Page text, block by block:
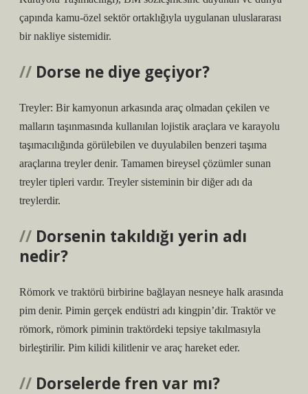
çapında kamu-özel sektör ortaklığıyla uygulanan uluslararası
bir nakliye sistemidir.
Dorse ne diye geçiyor?
Treyler: Bir kamyonun arkasında araç olmadan çekilen ve
malların taşınmasında kullanılan lojistik araçlara ve karayolu
taşımacılığında görülebilen ve duyulabilen benzeri taşıma
araçlarına treyler denir. Tamamen bireysel çözümler sunan
treyler tipleri vardır. Treyler sisteminin bir diğer adı da
treylerdir.
Dorsenin takıldığı yerin adı
nedir?
Römork ve traktörü birbirine bağlayan nesneye halk arasında
pim denir. Pimin gerçek endüstri adı kingpin’dir. Traktör ve
römork, römork piminin traktördeki tepsiye takılmasıyla
birleştirilir. Pim kilidi kilitlenir ve araç hareket eder.
Dorselerde fren var mı?